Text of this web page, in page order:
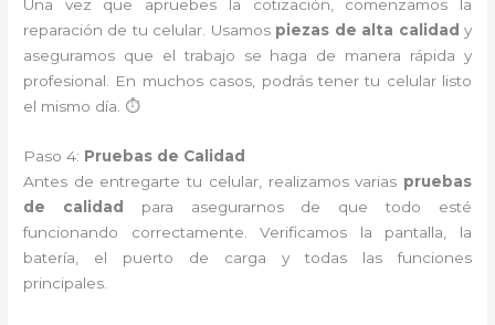
Una vez que apruebes la cotización, comenzamos la
reparación de tu celular. Usamos piezas de alta calidad y
aseguramos que el trabajo se haga de manera rápida y
profesional. En muchos casos, podrás tener tu celular listo
el mismo día. ⏱️
Paso 4: Pruebas de Calidad
Antes de entregarte tu celular, realizamos varias pruebas
de calidad
para asegurarnos de que todo esté
funcionando correctamente. Verificamos la pantalla, la
batería, el puerto de carga y todas las funciones
principales.